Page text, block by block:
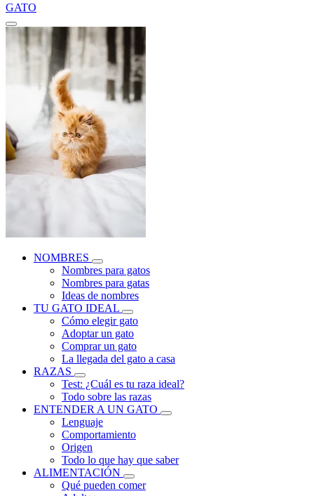
GATO
NOMBRES
Nombres para gatos
Nombres para gatas
Ideas de nombres
TU GATO IDEAL
Cómo elegir gato
Adoptar un gato
Comprar un gato
La llegada del gato a casa
RAZAS
Test: ¿Cuál es tu raza ideal?
Todo sobre las razas
ENTENDER A UN GATO
Lenguaje
Comportamiento
Origen
Todo lo que hay que saber
ALIMENTACIÓN
Qué pueden comer